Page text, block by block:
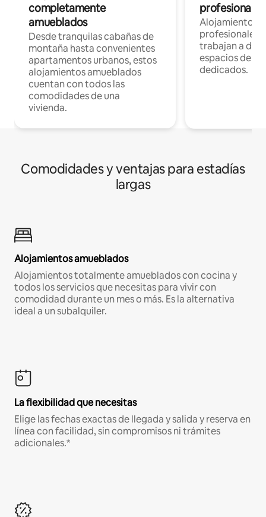
completamente
amueblados
Desde tranquilas cabañas de
montaña hasta convenientes
apartamentos urbanos, estos
alojamientos amueblados
cuentan con todos las
comodidades de una
vivienda.
Alojamientos
profesionales
trabajan a
espacios de
dedicados.
Comodidades y ventajas para estadías
largas
Alojamientos amueblados
Alojamientos totalmente amueblados con cocina y
todos los servicios que necesitas para vivir con
comodidad durante un mes o más. Es la alternativa
ideal a un subalquiler.
La flexibilidad que necesitas
Elige las fechas exactas de llegada y salida y reserva en
línea con facilidad, sin compromisos ni trámites
adicionales.*